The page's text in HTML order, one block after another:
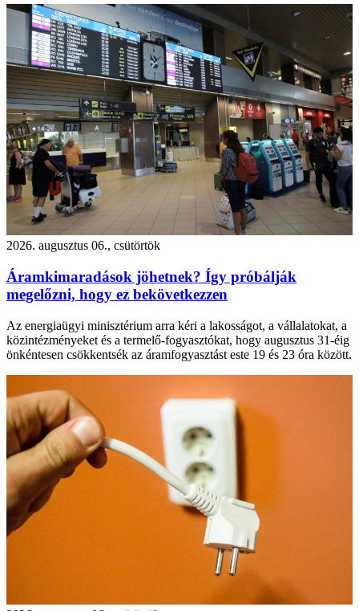
2026. augusztus 06., csütörtök
Áramkimaradások jöhetnek? Így próbálják
megelőzni, hogy ez bekövetkezzen
Az energiaügyi minisztérium arra kéri a lakosságot, a vállalatokat, a
közintézményeket és a termelő-fogyasztókat, hogy augusztus 31-éig
önkéntesen csökkentsék az áramfogyasztást este 19 és 23 óra között.